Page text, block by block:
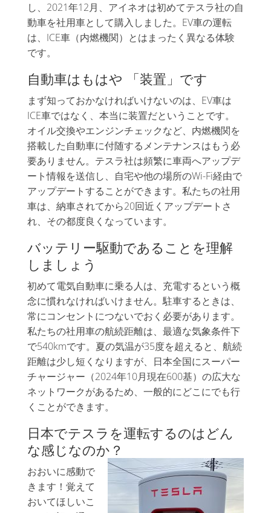
し、2021年12月、アイネオは初めてテスラ社の自
動車を社用車として購入しました。EV車の運転
は、ICE車（内燃機関）とはまったく異なる体験
です。
自動車はもはや 「装置」です
まず知っておかなければいけないのは、EV車は
ICE車ではなく、本当に装置だということです。
オイル交換やエンジンチェックなど、内燃機関を
搭載した自動車に付随するメンテナンスはもう必
要ありません。テスラ社は頻繁に車両へアップデ
ート情報を送信し、自宅や他の場所のWi-Fi経由で
アップデートすることができます。私たちの社用
車は、納車されてから20回近くアップデートさ
れ、その都度良くなっています。
バッテリー駆動であることを理解
しましょう
初めて電気自動車に乗る人は、充電するという概
念に慣れなければいけません。駐車するときは、
常にコンセントにつないでおく必要があります。
私たちの社用車の航続距離は、最適な気象条件下
で540kmです。夏の気温が35度を超えると、航続
距離は少し短くなりますが、日本全国にスーパー
チャージャー（2024年10月現在600基）の広大な
ネットワークがあるため、一般的にどこにでも行
くことができます。
日本でテスラを運転するのはどん
な感じなのか？
おおいに感動で
きます！覚えて
おいてほしいこ